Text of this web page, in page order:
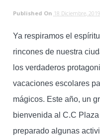
Published On 18 Diciembre,
Ya respiramos el
rincones de nuestra
los verdaderos
vacaciones escolares
mágicos. Este año, un
bienvenida al C.C
preparado algunas